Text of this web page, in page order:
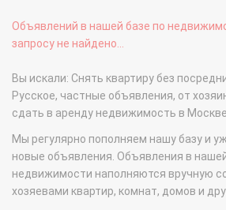
Объявлений в нашей базе по
запросу не найдено...
Вы искали: Снять квартиру без
Русское, частные объявления, от
сдать в аренду недвижимость в
Мы регулярно пополняем нашу базу и
новые объявления. Объявления в
недвижимости наполняются вручную
хозяевами квартир, комнат, домов и